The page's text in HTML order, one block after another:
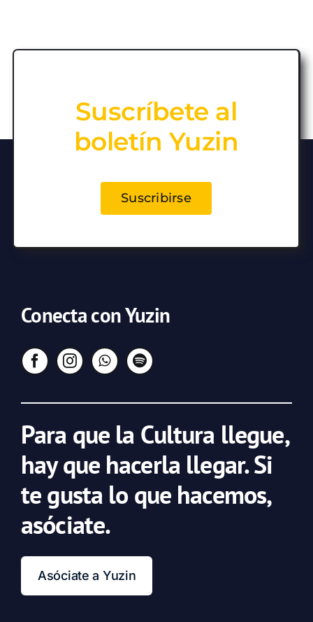
Suscríbete al
boletín Yuzin
Suscribirse
Conecta con Yuzin
Para que la Cultura llegue,
hay que hacerla llegar. Si
te gusta lo que hacemos,
asóciate.
Asóciate a Yuzin